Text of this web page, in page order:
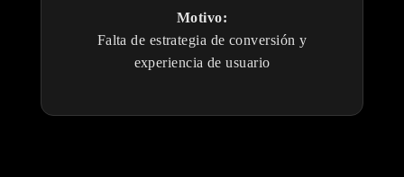
Motivo:
Falta de estrategia de conversión y
experiencia de usuario